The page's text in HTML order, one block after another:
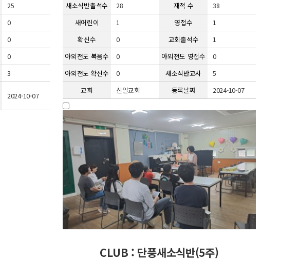
25
0
0
0
3
2024-10-07
새소식반출석수 28 재적 수
38
새어린이
1 영접수
1
확신수
0 교회출석수
1
야외전도 복음수
0 야외전도 영접수
0
야외전도 확신수
0 새소식반교사
5
교회
신일교회 등록날짜 2024-10-07
CLUB : 단풍새소식반(5주)